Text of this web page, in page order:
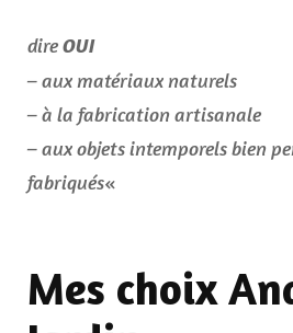
direOUI
– aux matériaux naturels
– à la fabrication artisanale
– aux objets intemporels bien
fabriqués«
Mes choix